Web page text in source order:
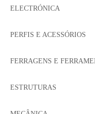
ELECTRÓNICA
PERFIS E ACESSÓRIOS
FERRAGENS E
ESTRUTURAS